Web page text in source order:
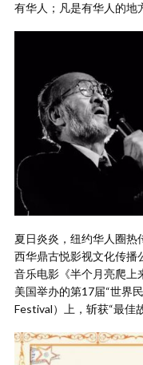
有华人；凡是有华人的地
夏日炎炎，纽约华人圈
西华鼎古悦影视文化传播
音乐电影《半个月亮爬上
美国举办的第17届“世界
Festival）上，斩获“最佳